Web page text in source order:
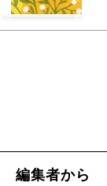
編集者から